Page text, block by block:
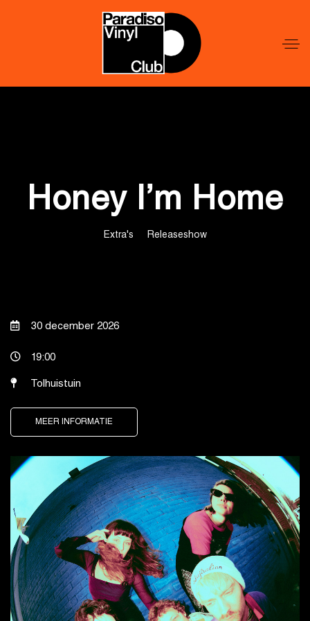
Lid
Honey I’m Home
Extra's Releaseshow
30 december 2026
19:00
Tolhuistuin
MEER INFORMATIE